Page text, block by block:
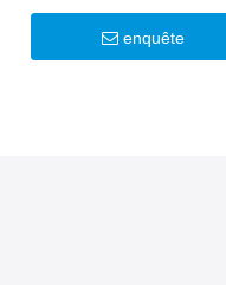
commerciales légères
25KW/30KW
enquête